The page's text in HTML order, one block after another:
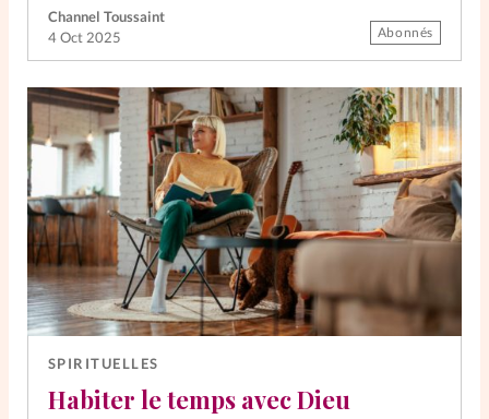
Channel Toussaint
4 Oct 2025
Abonnés
SPIRITUELLES
Habiter le temps avec Dieu